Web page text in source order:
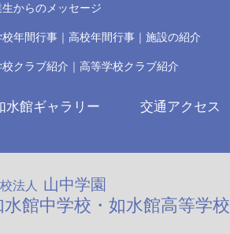
生からのメッセージ
校年間行事 高校年間行事 施設の紹介
校クラブ紹介 高等学校クラブ紹介
水館ギャラリー 交通アクセス
法人 山中学園
水館中学校・如水館高等学校